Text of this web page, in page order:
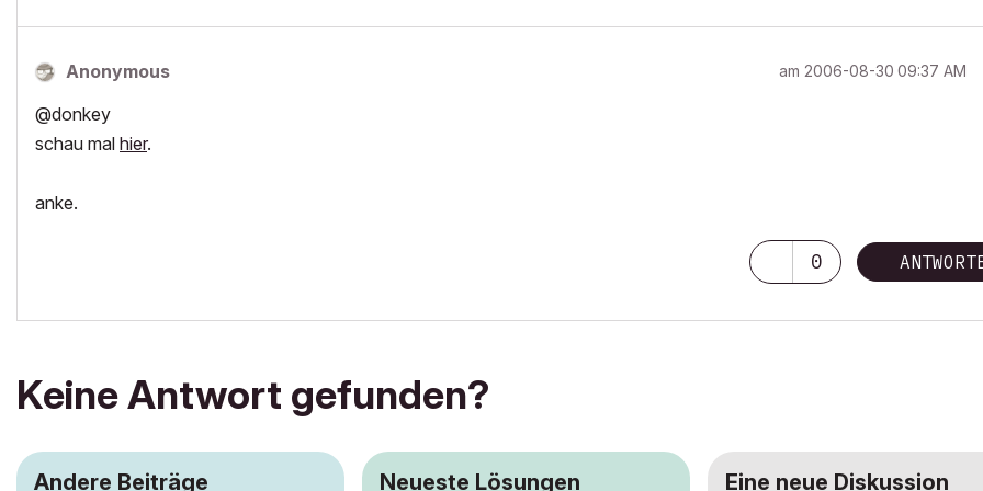
Anonymous am ‎2006-08-30 09:37 AM
@donkey
schau mal hier.
anke.
0
Keine Antwort gefunden?
Andere Beiträge Neueste Lösungen Eine neue Diskussion